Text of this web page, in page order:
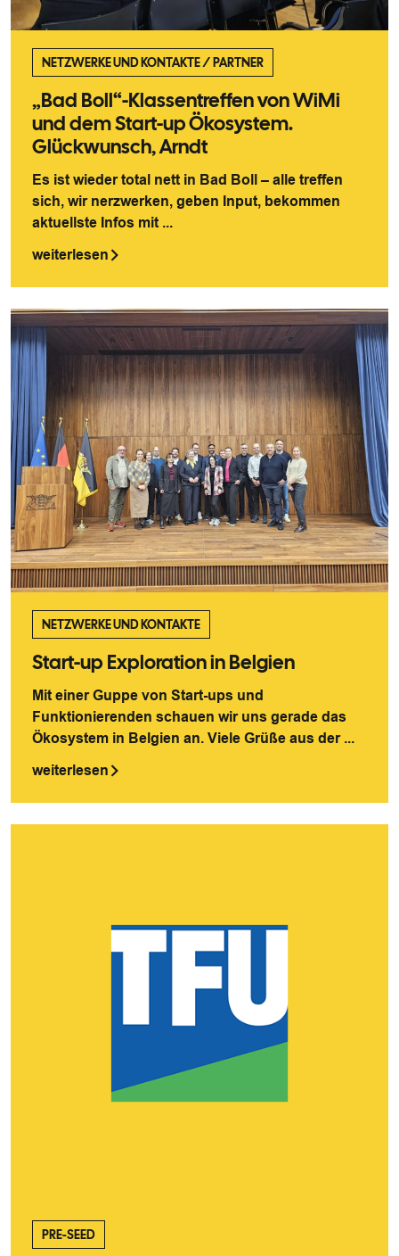
NETZWERKE UND KONTAKTE/PARTNER
„Bad Boll“-Klassentreffen von WiMi
und dem Start-up Ökosystem.
Glückwunsch, Arndt
Es ist wieder total nett in Bad Boll – alle treffen
sich, wir nerzwerken, geben Input, bekommen
aktuellste Infos mit ...
weiterlesen
NETZWERKE UND KONTAKTE
Start-up Exploration in Belgien
Mit einer Guppe von Start-ups und
Funktionierenden schauen wir uns gerade das
Ökosystem in Belgien an. Viele Grüße aus der ...
weiterlesen
PRE-SEED